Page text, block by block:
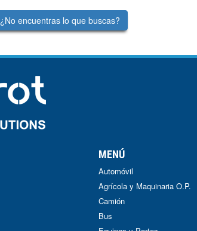
¿No encuentras lo que buscas?
MENÚ
Automóvil
Agrícola y Maquinaria O.P.
Camión
Bus